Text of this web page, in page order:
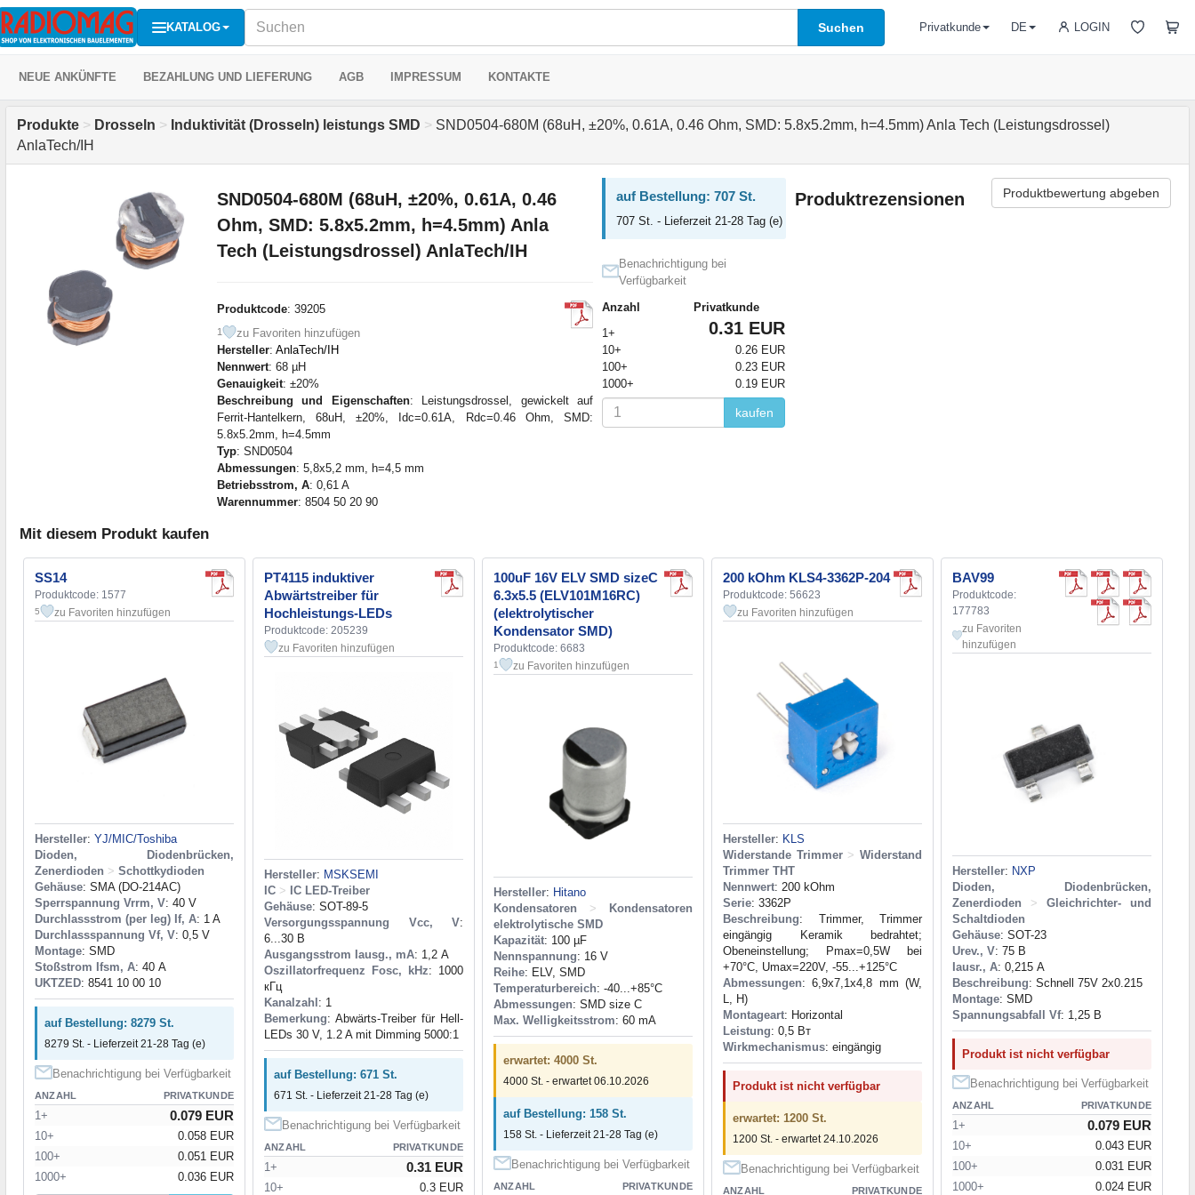
KATALOG Suchen LOGIN
Privatkunde DE
NEUE ANKÜNFTE BEZAHLUNG UND LIEFERUNG AGB IMPRESSUM KONTAKTE
Produkte > Drosseln > Induktivität (Drosseln) leistungs SMD > SND0504-680M (68uH, ±20%, 0.61A, 0.46 Ohm, SMD: 5.8x5.2mm, h=4.5mm) Anla Tech (Leistungsdrossel)
AnlaTech/IH
SND0504-680M (68uH, ±20%, 0.61A, 0.46
Ohm, SMD: 5.8x5.2mm, h=4.5mm) Anla
Tech (Leistungsdrossel) AnlaTech/IH
Produktcode: 39205
1
zu Favoriten hinzufügen
Hersteller: AnlaTech/IH
Nennwert: 68 µH
Genauigkeit: ±20%
Beschreibung und Eigenschaften: Leistungsdrossel, gewickelt auf
Ferrit-Hantelkern, 68uH, ±20%, Idc=0.61A, Rdc=0.46 Ohm, SMD:
5.8x5.2mm, h=4.5mm
Typ: SND0504
Abmessungen: 5,8x5,2 mm, h=4,5 mm
Betriebsstrom, A: 0,61 A
Warennummer: 8504 50 20 90
auf Bestellung: 707 St.
707 St. - Lieferzeit 21-28 Tag (e)
Benachrichtigung bei
Verfügbarkeit
Anzahl
Privatkunde
1+
0.31 EUR
10+
0.26 EUR
100+
0.23 EUR
1000+
0.19 EUR
kaufen
Produktrezensionen Produktbewertung abgeben
Mit diesem Produkt kaufen
SS14
Produktcode: 1577
5 zu Favoriten hinzufügen
Hersteller: YJ/MIC/Toshiba
Dioden, Diodenbrücken,
Zenerdioden > Schottkydioden
Gehäuse: SMA (DO-214AC)
Sperrspannung Vrrm, V: 40 V
Durchlassstrom (per leg) If, A: 1 A
Durchlassspannung Vf, V: 0,5 V
Montage: SMD
Stoßstrom Ifsm, A: 40 А
UKTZED: 8541 10 00 10
auf Bestellung: 8279 St.
8279 St. - Lieferzeit 21-28 Tag (e)
Benachrichtigung bei Verfügbarkeit
ANZAHL PRIVATKUNDE
1+ 0.079 EUR
10+
0.058 EUR
100+
0.051 EUR
1000+
0.036 EUR
PT4115 induktiver
Abwärtstreiber für
Hochleistungs-LEDs
Produktcode: 205239
zu Favoriten hinzufügen
Hersteller: MSKSEMI
IC > IC LED-Treiber
Gehäuse: SOT-89-5
Versorgungsspannung Vcc, V:
6...30 В
Ausgangsstrom Iausg., mA: 1,2 А
Oszillatorfrequenz Fosc, kHz: 1000
кГц
Kanalzahl : 1
Bemerkung: Abwärts-Treiber für Hell-
LEDs 30 V, 1.2 A mit Dimming 5000:1
auf Bestellung: 671 St.
671 St. - Lieferzeit 21-28 Tag (e)
Benachrichtigung bei Verfügbarkeit
ANZAHL PRIVATKUNDE
1+ 0.31 EUR
10+ 0.3 EUR
100uF 16V ELV SMD sizeC
6.3x5.5 (ELV101M16RC)
(elektrolytischer
Kondensator SMD)
Produktcode: 6683
1 zu Favoriten hinzufügen
Hersteller: Hitano
Kondensatoren
>
Kondensatoren
elektrolytische SMD
Kapazität: 100 µF
Nennspannung: 16 V
Reihe: ELV, SMD
Temperaturbereich: -40...+85°C
Abmessungen: SMD size C
Max. Welligkeitsstrom: 60 mA
erwartet: 4000 St.
4000 St. - erwartet 06.10.2026
auf Bestellung: 158 St.
158 St. - Lieferzeit 21-28 Tag (e)
Benachrichtigung bei Verfügbarkeit
ANZAHL PRIVATKUNDE
200 kOhm KLS4-3362P-204
Produktcode: 56623
zu Favoriten hinzufügen
Hersteller: KLS
Widerstande Trimmer > Widerstand
Trimmer THT
Nennwert: 200 kOhm
Serie: 3362P
Beschreibung: Trimmer, Trimmer
eingängig Keramik bedrahtet;
Obeneinstellung; Pmax=0,5W bei
+70°C, Umax=220V, -55...+125°C
Abmessungen: 6,9x7,1x4,8 mm (W,
L, H)
Montageart: Horizontal
Leistung: 0,5 Вт
Wirkmechanismus: eingängig
Produkt ist nicht verfügbar
erwartet: 1200 St.
1200 St. - erwartet 24.10.2026
Benachrichtigung bei Verfügbarkeit
ANZAHL PRIVATKUNDE
BAV99
Produktcode:
177783
zu Favoriten
hinzufügen
Hersteller: NXP
Dioden, Diodenbrücken,
Zenerdioden
>
Gleichrichter- und
Schaltdioden
Gehäuse: SOT-23
Urev., V: 75 В
Iausr., A: 0,215 А
Beschreibung: Schnell 75V 2x0.215
Montage: SMD
Spannungsabfall Vf: 1,25 В
Produkt ist nicht verfügbar
Benachrichtigung bei Verfügbarkeit
ANZAHL PRIVATKUNDE
1+ 0.079 EUR
10+
0.043 EUR
100+
0.031 EUR
1000+
0.024 EUR